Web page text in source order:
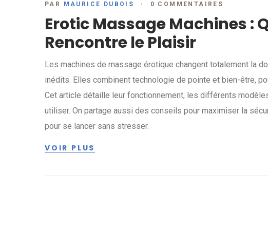
PAR MAURICE DUBOIS 0 COMMENTAIRES
Erotic Massage Machines :
Rencontre le Plaisir
Les machines de massage érotique changent totalement la
inédits. Elles combinent technologie de pointe et bien-être,
Cet article détaille leur fonctionnement, les différents
utiliser. On partage aussi des conseils pour maximiser la
pour se lancer sans stresser.
VOIR PLUS